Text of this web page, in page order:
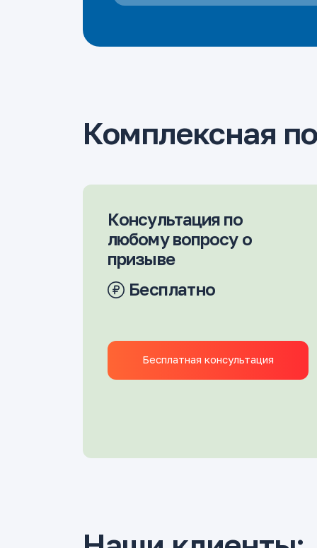
Комплексная
Консультация по
любому вопросу о
призыве
Бесплатно
Бесплатная консультация